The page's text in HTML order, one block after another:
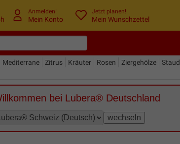
Anmelden!
Mein Konto
Jetzt planen!
Mein Wunschzettel
Mediterrane Zitrus Kräuter Rosen Ziergehölze
bei Lubera® Deutschland